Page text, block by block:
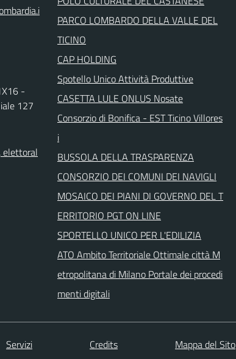
-
127
elettoral
PARCO LOMBARDO DELLA VALLE DEL
TICINO
CAP HOLDING
Spotello Unico Attività Produttive
CASETTA LULE ONLUS Nosate
Consorzio di Bonifica - EST Ticino Villores
i
BUSSOLA DELLA TRASPARENZA
CONSORZIO DEI COMUNI DEI NAVIGLI
MOSAICO DEI PIANI DI GOVERNO DEL T
ERRITORIO PGT ON LINE
SPORTELLO UNICO PER L'EDILIZIA
ATO Ambito Territoriale Ottimale città M
etropolitana di Milano Portale dei procedi
menti digitali
Servizi Credits Mappa del Sito